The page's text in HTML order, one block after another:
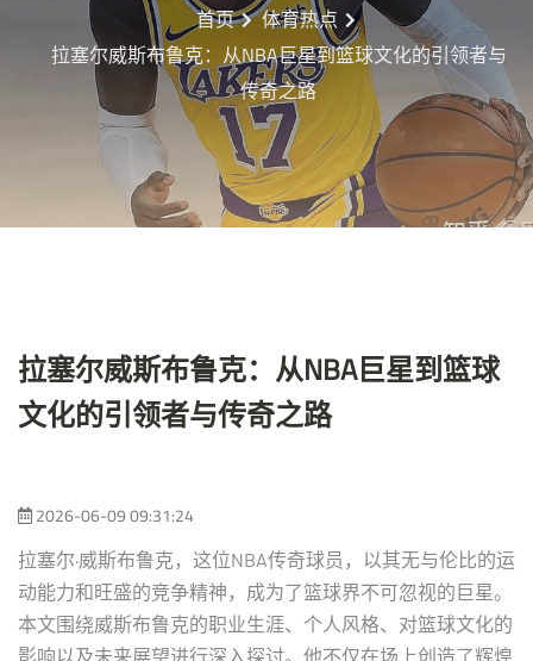
首页
体育热点
拉塞尔威斯布鲁克：从NBA巨星到篮球文化的引领者与
传奇之路
拉塞尔威斯布鲁克：从NBA巨星到篮球
文化的引领者与传奇之路
2026-06-09 09:31:24
拉塞尔·威斯布鲁克，这位NBA传奇球员，以其无与伦比的运
动能力和旺盛的竞争精神，成为了篮球界不可忽视的巨星。
本文围绕威斯布鲁克的职业生涯、个人风格、对篮球文化的
影响以及未来展望进行深入探讨。他不仅在场上创造了辉煌